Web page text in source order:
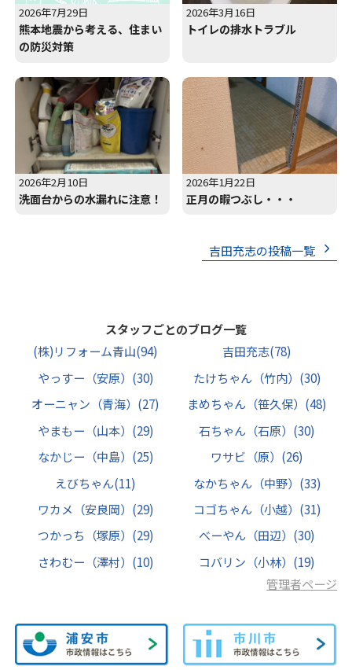
2026年7月29日
熊本地震から考える、住まい
の防災対策
2026年3月16日
トイレの排水トラブル
2026年2月10日
洗面台からの水漏れに注意！
2026年1月22日
正月の暇つぶし・・・
吉田充志の投稿一覧
スタッフごとのブログ一覧
(株)リフォーム青山(94) 吉田充志(78)
やっすー（安原） (30) たけちゃん（竹内） (30)
オーニャン（青海） (27) まめちゃん（笹久保） (48)
やまもー（山本） (29) 石ちゃん（石原） (30)
なかじー（中島） (25) ワサビ（原） (26)
えびちゃん(11) なかちゃん（中野） (33)
ワカメ（安良岡） (29) コゴちゃん（小越） (31)
つかっち（塚原） (29) べーやん（田辺） (30)
さわむー（澤村） (10) コバリン（小林） (19)
管理者ページ